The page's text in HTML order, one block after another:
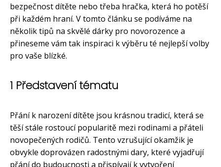
bezpečnost dítěte nebo třeba hračka, která ho potěší
při každém hraní. V tomto článku se podíváme na
několik tipů na skvělé dárky pro novorozence a
přineseme vám tak inspiraci k výběru té nejlepší volby
pro vaše blízké.
1 Představení tématu
Přání k narození dítěte jsou krásnou tradicí, která se
těší stále rostoucí popularitě mezi rodinami a přáteli
novopečených rodičů. Tento vzrušující okamžik je
obvykle doprovázen radostnými dary, které vyjadřují
přání do budoucnosti a přispívají k vytvoření